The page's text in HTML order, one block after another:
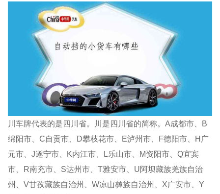
川车牌代表的是四川省。川是四川省的简称。A成都市、B
绵阳市、C自贡市、D攀枝花市、E泸州市、F德阳市、H广
元市、J遂宁市、K内江市、L乐山市、M资阳市、Q宜宾
市、R南充市、S达州市、T雅安市、U阿坝藏族羌族自治
州、V甘孜藏族自治州、W凉山彝族自治州、X广安市、Y